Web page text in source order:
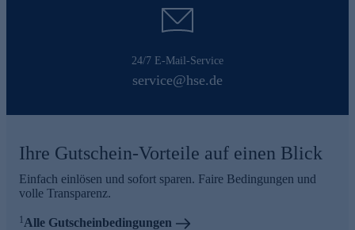
24/7 E-Mail-Service
service@hse.de
Ihre Gutschein-Vorteile auf einen Blick
Einfach einlösen und sofort sparen. Faire Bedingungen und
volle Transparenz.
1Alle Gutscheinbedingungen